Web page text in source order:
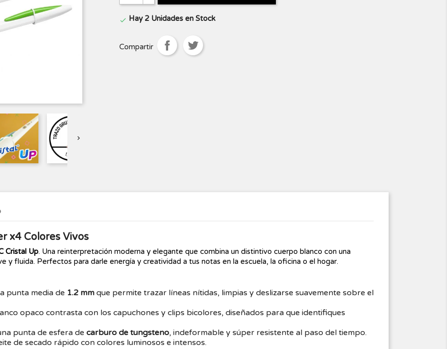

 Hay 2 Unidades en Stock
Compartir
x4 Colores Vivos
Cristal Up. Una reinterpretación moderna y elegante que combina un distintivo cuerpo blanco con una
y fluida. Perfectos para darle energía y creatividad a tus notas en la escuela, la oficina o el hogar.
punta media de 1.2 mm que permite trazar líneas nítidas, limpias y deslizarse suavemente sobre el
opaco contrasta con los capuchones y clips bicolores, diseñados para que identifiques
punta de esfera de carburo de tungsteno, indeformable y súper resistente al paso del tiempo.
de secado rápido con colores luminosos e intensos.